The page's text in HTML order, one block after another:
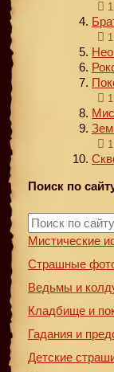
Поиск по
Мистические
Страшные
Ведьмы и
Кладбище и
Гадания и
Детские